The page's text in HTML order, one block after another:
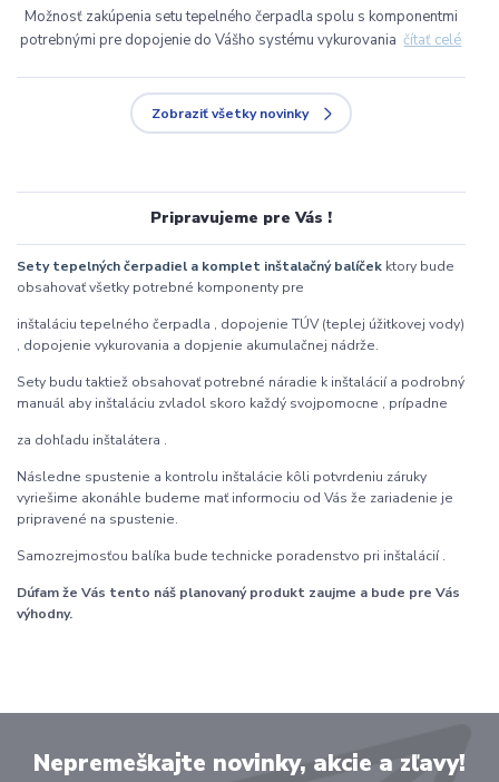
Možnosť zakúpenia setu tepelného čerpadla spolu s komponentmi
potrebnými pre dopojenie do Vášho systému vykurovaniačítať celé
Zobraziť všetky novinky
Pripravujeme pre Vás !
Sety tepelných čerpadiel a komplet inštalačný balíček ktory bude
obsahovať všetky potrebné komponenty pre
inštaláciu tepelného čerpadla , dopojenie TÚV (teplej úžitkovej vody)
, dopojenie vykurovania a dopjenie akumulačnej nádrže.
Sety budu taktiež obsahovať potrebné náradie k inštalácií a podrobný
manuál aby inštaláciu zvladol skoro každý svojpomocne , prípadne
za dohľadu inštalátera .
Následne spustenie a kontrolu inštalácie kôli potvrdeniu záruky
vyriešime akonáhle budeme mať informociu od Vás že zariadenie je
pripravené na spustenie.
Samozrejmosťou balíka bude technicke poradenstvo pri inštalácií .
Dúfam že Vás tento náš planovaný produkt zaujme a bude pre Vás
výhodny.
Nepremeškajte novinky, akcie a zľavy!